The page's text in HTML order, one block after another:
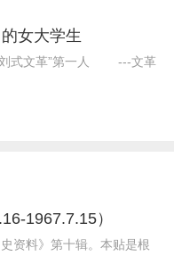
女大学生
式文革”第一人 ---文革
1967.7.15）
资料》第十辑。本贴是根